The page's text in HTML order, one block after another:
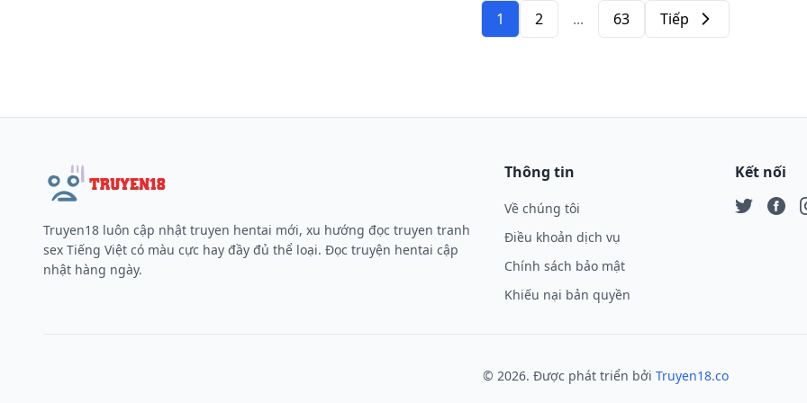
1 2 ... 63 Tiếp
Tiếp
Truyen18 luôn cập nhật truyen hentai mới, xu hướng đọc truyen tranh
sex Tiếng Việt có màu cực hay đầy đủ thể loại. Đọc truyện hentai cập
nhật hàng ngày.
Thông tin
Về chúng tôi
Điều khoản dịch vụ
Chính sách bảo mật
Khiếu nại bản quyền
Kết nối
© 2026. Được phát triển bởi Truyen18.co